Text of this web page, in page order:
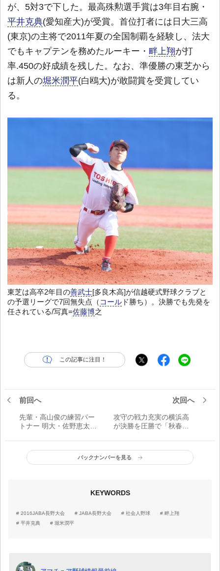
が、5対3で下した。最高殊勲選手賞は3年目右腕・
平井克典(愛知産大)が受賞。首位打者には日大三高
(東京)の主将で2011年夏の全国制覇を経験し、法大
でもキャプテンを務めたルーキー・ 畔上翔が打
率.450の好成績を残した。なお、準優勝の東芝から
は新人の堀米潤平(白鴎大)が敢闘賞を受賞してい
る。
東芝は高卒2年目の善武士[多良木高]が信越硬式野球クラブと
の予選リーグで7回無失点（ コール ド勝ち）。決勝でも先発を
任されている/写真=佐藤博之
この記事に注目！
前回へ
先輩・高山俊の練習パー
トナー 明大・佐野恵太が
次回へ
攻守の戦力充実の横浜高
が決勝を圧勝で「秋春連
バックナンバーを見る
KEYWORDS
2016JABA長野大会 JABA長野大会 社会人野球
畔上翔
平井克典
堀米潤平